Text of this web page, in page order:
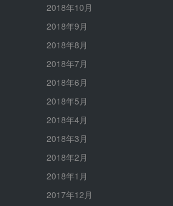
2018年10月
2018年9月
2018年8月
2018年7月
2018年6月
2018年5月
2018年4月
2018年3月
2018年2月
2018年1月
2017年12月